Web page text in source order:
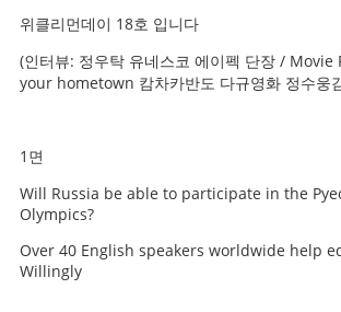
위클리먼데이 18호 입니다
(인터뷰: 정우탁 유네스코 에이펙 단장 /
your hometown 캄차카반도 다규영화 정수웅
1면
Will Russia be able to participate in the
Olympics?
Over 40 English speakers worldwide help
Willingly